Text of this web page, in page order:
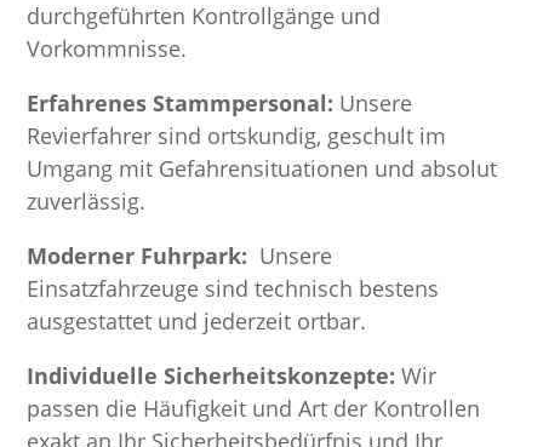
durchgeführten Kontrollgänge und
Vorkommnisse.
Erfahrenes Stammpersonal: Unsere
Revierfahrer sind ortskundig, geschult im
Umgang mit Gefahrensituationen und absolut
zuverlässig.
Moderner Fuhrpark: Unsere
Einsatzfahrzeuge sind technisch bestens
ausgestattet und jederzeit ortbar.
Individuelle Sicherheitskonzepte:Wir
passen die Häufigkeit und Art der Kontrollen
exakt an Ihr Sicherheitsbedürfnis und Ihr